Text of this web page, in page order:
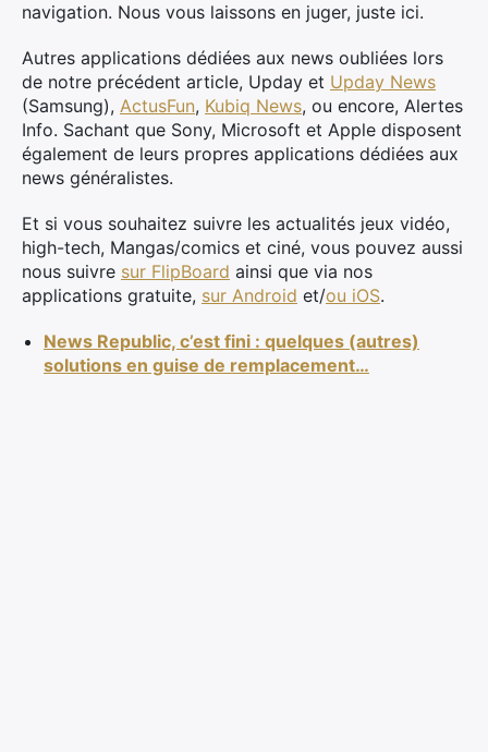
navigation. Nous vous laissons en juger, juste ici.
Autres applications dédiées aux news oubliées lors
de notre précédent article, Upday et Upday News
(Samsung), ActusFun, Kubiq News, ou encore, Alertes
Info. Sachant que Sony, Microsoft et Apple disposent
également de leurs propres applications dédiées aux
news généralistes.
Et si vous souhaitez suivre les actualités jeux vidéo,
high-tech, Mangas/comics et ciné, vous pouvez aussi
nous suivre sur FlipBoard ainsi que via nos
applications gratuite, sur Android et/ou iOS.
News Republic, c’est fini : quelques (autres)
solutions en guise de remplacement…